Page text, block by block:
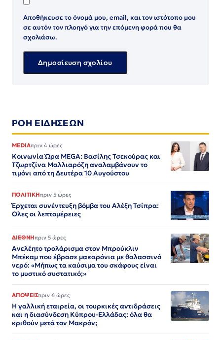
Αποθήκευσε το όνομά μου, email, και τον ιστότοπο μου
σε αυτόν τον πλοηγό για την επόμενη φορά που θα
σχολιάσω.
ΡΟΗ ΕΙΔΗΣΕΩΝ
MEDIAπριν 4 ώρες
Κοινωνία Ώρα MEGA: Βασίλης Τσεκούρας και
Τζωρτζίνα Μαλλιαρόζη αναλαμβάνουν το
τιμόνι από τη Δευτέρα 10 Αυγούστου
ΠΟΛΙΤΙΚΗπριν 5 ώρες
Έρχεται συνέντευξη βόμβα του Αλέξη Τσίπρα:
Ολες οι λεπτομέρειες
ΔΙΕΘΝΗπριν 5 ώρες
Ανελέητο τρολάρισμα στον Μπρούκλιν
Μπέκαμ που έβρασε μακαρόνια με θαλασσινό
νερό: «Μήπως τα καύσιμα του σκάφους είναι
το μυστικό συστατικό;»
ΑΠΟΨΕΙΣπριν 6 ώρες
Η γαλλική εταιρεία, οι τουρκικές αντιδράσεις
και η διασύνδεση Κύπρου-Ελλάδας: όλα θα
κριθούν μετά τον Μακρόν;